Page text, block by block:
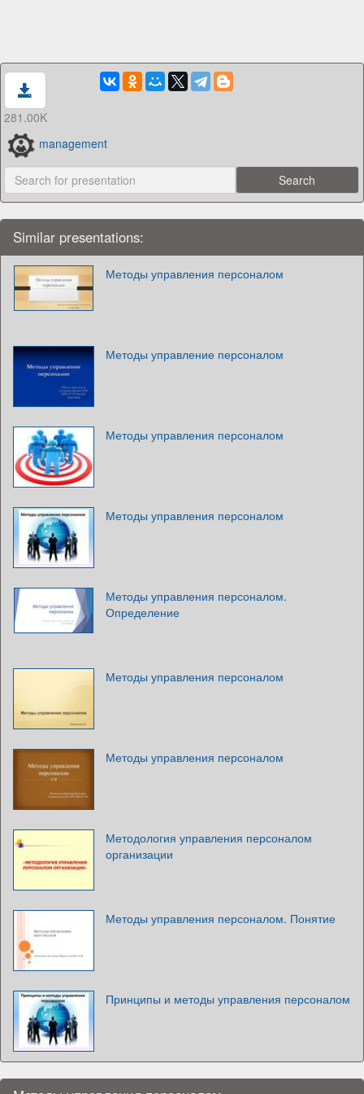
281.00K
management
Similar presentations:
Методы управления персоналом
Методы управление персоналом
Методы управления персоналом
Методы управления персоналом
Методы управления персоналом.
Определение
Методы управления персоналом
Методы управления персоналом
Методология управления персоналом
организации
Методы управления персоналом. Понятие
Принципы и методы управления персоналом